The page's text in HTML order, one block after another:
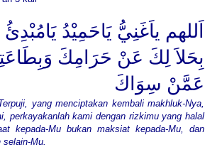
اَللهم ياَغَنِيُّ يَاحَمِيْدُ يَامُبْدِئُ
بِحَلاَ لِكَ عَنْ حَرَامِكَ
عَمَّنْ سِوَاكَ
yang menciptakan kembali makhluk-Nya,
perkayakanlah kami dengan rizkimu yang halal
kepada-Mu bukan maksiat kepada-Mu, dan
Mu.